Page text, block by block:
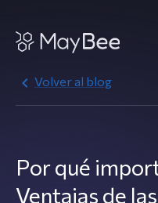
Volver al blog
Por qué
Ventajas de